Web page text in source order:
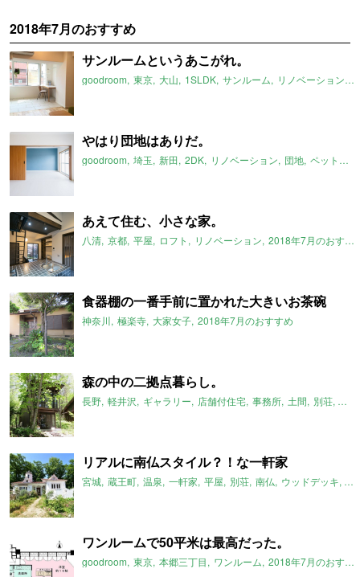
2018年7月のおすすめ
サンルームというあこがれ。
goodroom 東京 大山 1SLDK サンルーム リノベーション
やはり団地はありだ。
goodroom 埼玉 新田 2DK リノベーション 団地 ペット可
あえて住む、小さな家。
八清 京都 平屋 ロフト リノベーション 2018年7月のおすすめ
食器棚の一番手前に置かれた大きいお茶碗
神奈川 極楽寺 大家女子 2018年7月のおすすめ
森の中の二拠点暮らし。
長野 軽井沢 ギャラリー 店舗付住宅 事務所 土間 別荘 一
リアルに南仏スタイル？！な一軒家
宮城 蔵王町 温泉 一軒家 平屋 別荘 南仏 ウッドデッキ
ワンルームで50平米は最高だった。
goodroom 東京 本郷三丁目 ワンルーム 2018年7月のおすすめ